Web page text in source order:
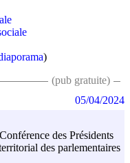
)
(pub gratuite)
des Présidents
des parlementaires
05/04/2024